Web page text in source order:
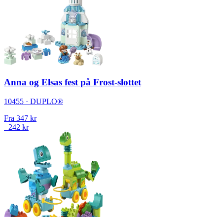
Anna og Elsas fest på Frost-slottet
10455 · DUPLO®
Fra 347 kr
−242 kr